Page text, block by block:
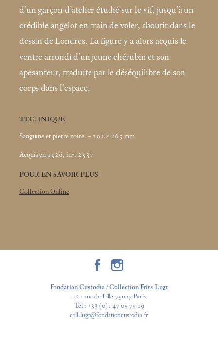
d’un garçon d’atelier étudié sur le vif, jusqu’à un
crédible angelot en train de voler, aboutit dans le
dessin de Londres. La figure y a alors acquis le
ventre arrondi d’un jeune chérubin et son
apesanteur, traduite par le déséquilibre de son
corps dans l’espace.
TECHNIQUE
Sanguine et pierre noire. – 193 × 265 mm
Acquis en 1926, inv. 2537
POUR EN SAVOIR PLUS
Collection Online
Fondation Custodia / Collection Frits Lugt
121 rue de Lille 75007 Paris
Tél : +33 (0)1 47 05 75 19
coll.lugt@fondationcustodia.fr